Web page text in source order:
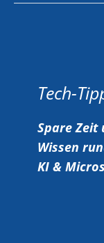
Tech-
Spare Zeit
Wissen
KI &